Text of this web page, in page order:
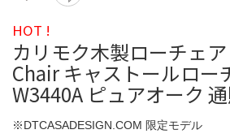
HOT !
カリモク木製ローチェ
Chair キャストールロー
W3440A ピュアオーク
※DTCASADESIGN.COM 限定モデル